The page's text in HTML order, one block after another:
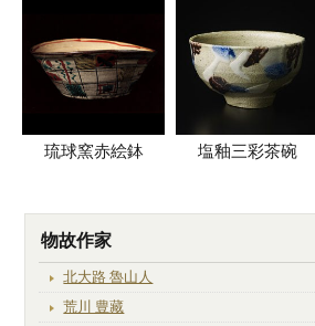
琉球窯赤絵鉢 塩釉三彩茶碗
物故作家
北大路 魯山人
荒川 豊藏